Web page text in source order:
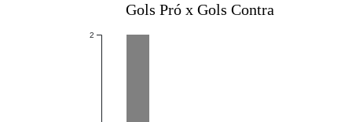
2
Gols Pró x Gols Contra